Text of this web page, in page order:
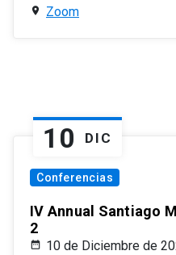
Zoom
10 DIC
Conferencias
IV Annual Santiago
2
10 de Diciembre de